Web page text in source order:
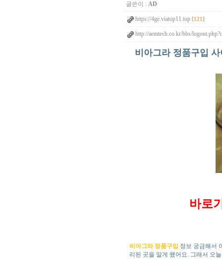
글쓴이 : AD
https://4ge.viatop11.top [121]
http://aemtech.co.kr/bbs/
비아그라 정품구입
바로
비아그라 정품구입 정보 궁금해서
리된 곳을 알게 됐어요. 그래서 오